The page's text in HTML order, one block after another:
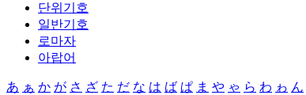
단위기호
일반기호
로마자
아랍어
あ ぁ か が さ ざ た だ な は ば ぱ ま や ゃ ら わ ゎ ん